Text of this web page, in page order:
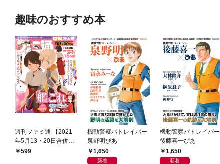
趣味のおすすめ本
週刊ファミ通 【2021
年5月13・20日合併
号】599
機動警察パトレイバー
泉野明ぴあ
1,650
新着
機動警察パトレイバー
後藤喜一ぴあ
1,650
新着